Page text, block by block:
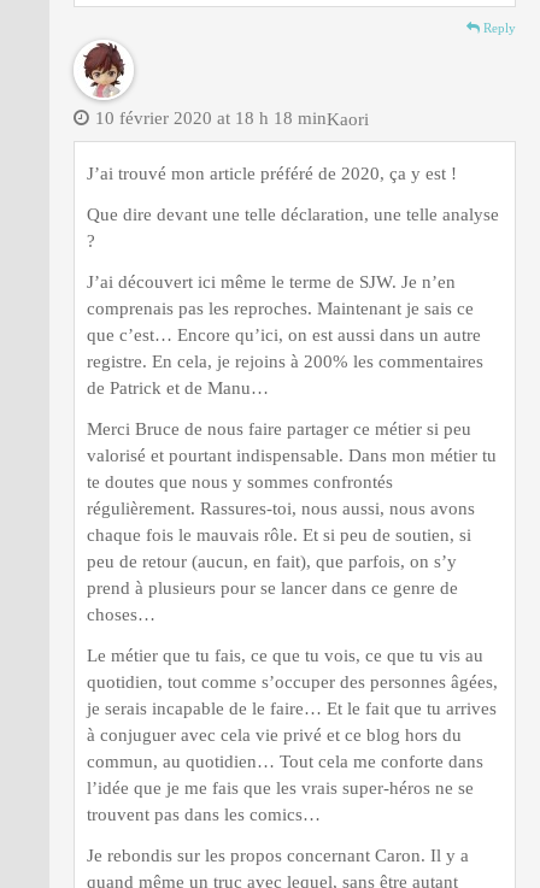
Reply
Kaori
10 février 2020 at 18 h 18 min
J’ai trouvé mon article préféré de 2020, ça y est !
Que dire devant une telle déclaration, une telle analyse
?
J’ai découvert ici même le terme de SJW. Je n’en
comprenais pas les reproches. Maintenant je sais ce
que c’est… Encore qu’ici, on est aussi dans un autre
registre. En cela, je rejoins à 200% les commentaires
de Patrick et de Manu…
Merci Bruce de nous faire partager ce métier si peu
valorisé et pourtant indispensable. Dans mon métier tu
te doutes que nous y sommes confrontés
régulièrement. Rassures-toi, nous aussi, nous avons
chaque fois le mauvais rôle. Et si peu de soutien, si
peu de retour (aucun, en fait), que parfois, on s’y
prend à plusieurs pour se lancer dans ce genre de
choses…
Le métier que tu fais, ce que tu vois, ce que tu vis au
quotidien, tout comme s’occuper des personnes âgées,
je serais incapable de le faire… Et le fait que tu arrives
à conjuguer avec cela vie privé et ce blog hors du
commun, au quotidien… Tout cela me conforte dans
l’idée que je me fais que les vrais super-héros ne se
trouvent pas dans les comics…
Je rebondis sur les propos concernant Caron. Il y a
quand même un truc avec lequel, sans être autant